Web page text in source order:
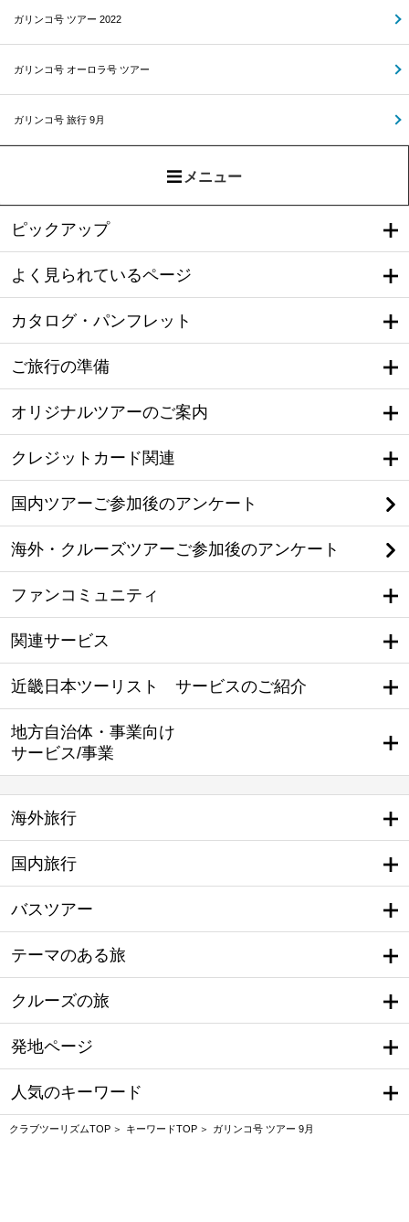
ガリンコ号 ツアー 2022
ガリンコ号 オーロラ号 ツアー
ガリンコ号 旅行 9月
メニュー
ピックアップ
よく見られているページ
カタログ・パンフレット
ご旅行の準備
オリジナルツアーのご案内
クレジットカード関連
国内ツアーご参加後のアンケート
海外・クルーズツアーご参加後のアンケート
ファンコミュニティ
関連サービス
近畿日本ツーリスト サービスのご紹介
地方自治体・事業向け
サービス/事業
海外旅行
国内旅行
バスツアー
テーマのある旅
クルーズの旅
発地ページ
人気のキーワード
クラブツーリズムTOP キーワードTOP ガリンコ号 ツアー 9月